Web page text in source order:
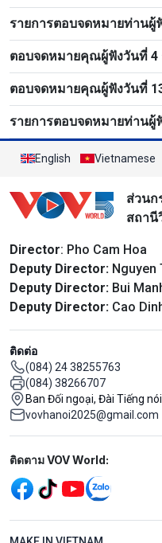
รายการตอบจดหมายท่านผู้
ตอบจดหมายคุณผู้ฟังวันที่ 4
ตอบจดหมายคุณผู้ฟังวันที่
รายการตอบจดหมายท่านผู้
English Vietnamese
ส่วนก
สถานี
Director: Pho Cam Hoa
Deputy Director: Nguyen
Deputy Director: Bui
Deputy Director: Cao
ติดต่อ
(084) 24 38255763
(084) 38266707
Ban Đối ngoại, Đài Tiếng
vovhanoi2025@gmail.com
Mạng xã hội
ติดตาม VOV World:
menu footer